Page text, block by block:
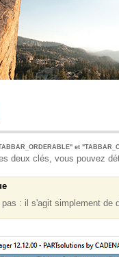
et
deux clés, vous pouvez
pas : il s'agit simplement de